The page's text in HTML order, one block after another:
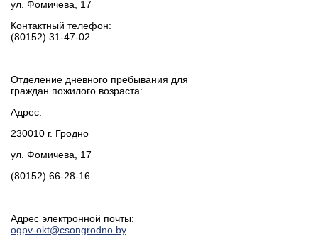
ул. Фомичева, 17
Контактный телефон:
(80152) 31-47-02
Отделение дневного пребывания для
граждан пожилого возраста:
Адрес:
230010 г. Гродно
ул. Фомичева, 17
(80152) 66-28-16
Адрес электронной почты:
ogpv-okt@csongrodno.by